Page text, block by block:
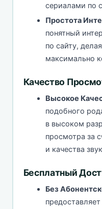
сериалами по
Простота
понятный
по сайту,
максимально
Качество
Высокое
подобного
в высоком
просмотра за
и качества
Бесплатный
Без